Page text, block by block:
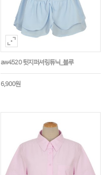
aw4520 뒷지퍼셔링튜닉_블루
6,900원